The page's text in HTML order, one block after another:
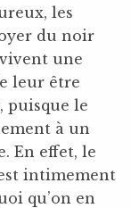
les
du noir
une
leur être
puisque le
à un
En effet, le
intimement
qu’on en